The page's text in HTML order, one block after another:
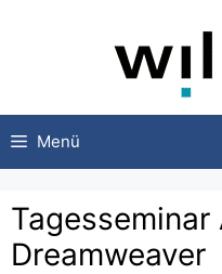
Menü
Tagesseminar
Dreamweaver